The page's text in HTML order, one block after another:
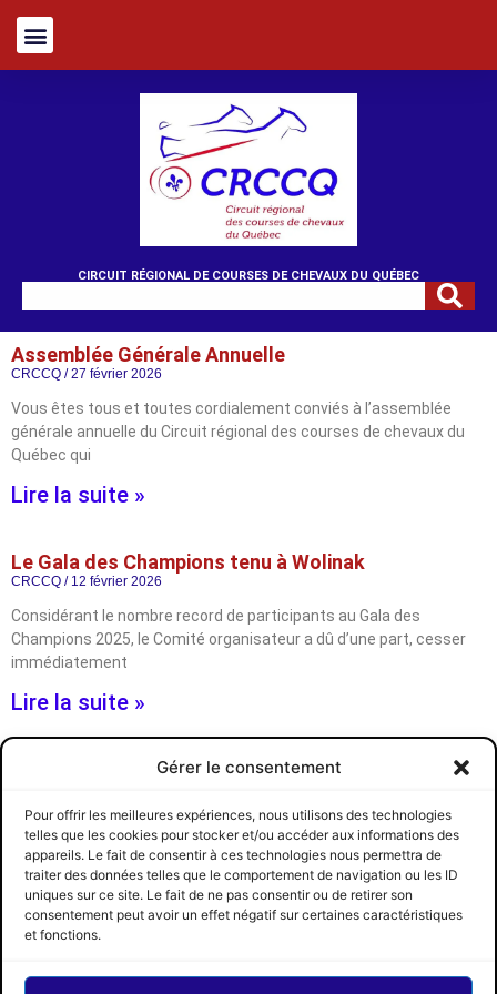
Gérer le consentement
Pour offrir les meilleures expériences, nous utilisons des technologies
telles que les cookies pour stocker et/ou accéder aux informations des
appareils. Le fait de consentir à ces technologies nous permettra de
traiter des données telles que le comportement de navigation ou les ID
uniques sur ce site. Le fait de ne pas consentir ou de retirer son
consentement peut avoir un effet négatif sur certaines caractéristiques
et fonctions.
CIRCUIT RÉGIONAL DE COURSES DE CHEVAUX DU QUÉBEC
Assemblée Générale Annuelle
CRCCQ 27 février 2026
Vous êtes tous et toutes cordialement conviés à l’assemblée
générale annuelle du Circuit régional des courses de chevaux du
Québec qui
Lire la suite »
Le Gala des Champions tenu à Wolinak
CRCCQ 12 février 2026
Considérant le nombre record de participants au Gala des
Champions 2025, le Comité organisateur a dû d’une part, cesser
immédiatement
Lire la suite »
Avez-vous réservé vos places?
Ne ratez pas le GALA DES CHAMPIONS 2025 qui se tiendra samedi
le 21 mars prochain à la salle Serge
Lire la suite »
CRCCQ